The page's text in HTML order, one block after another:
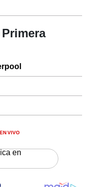
VIVO
en